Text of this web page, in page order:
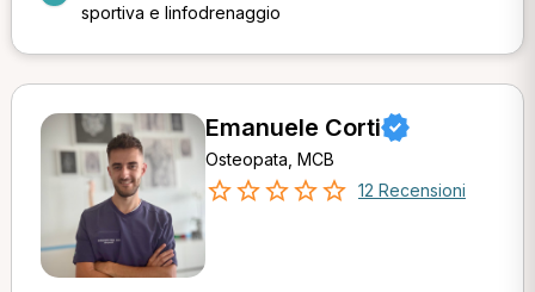
sportiva e linfodrenaggio
Emanuele Corti
Osteopata, MCB
12 Recensioni